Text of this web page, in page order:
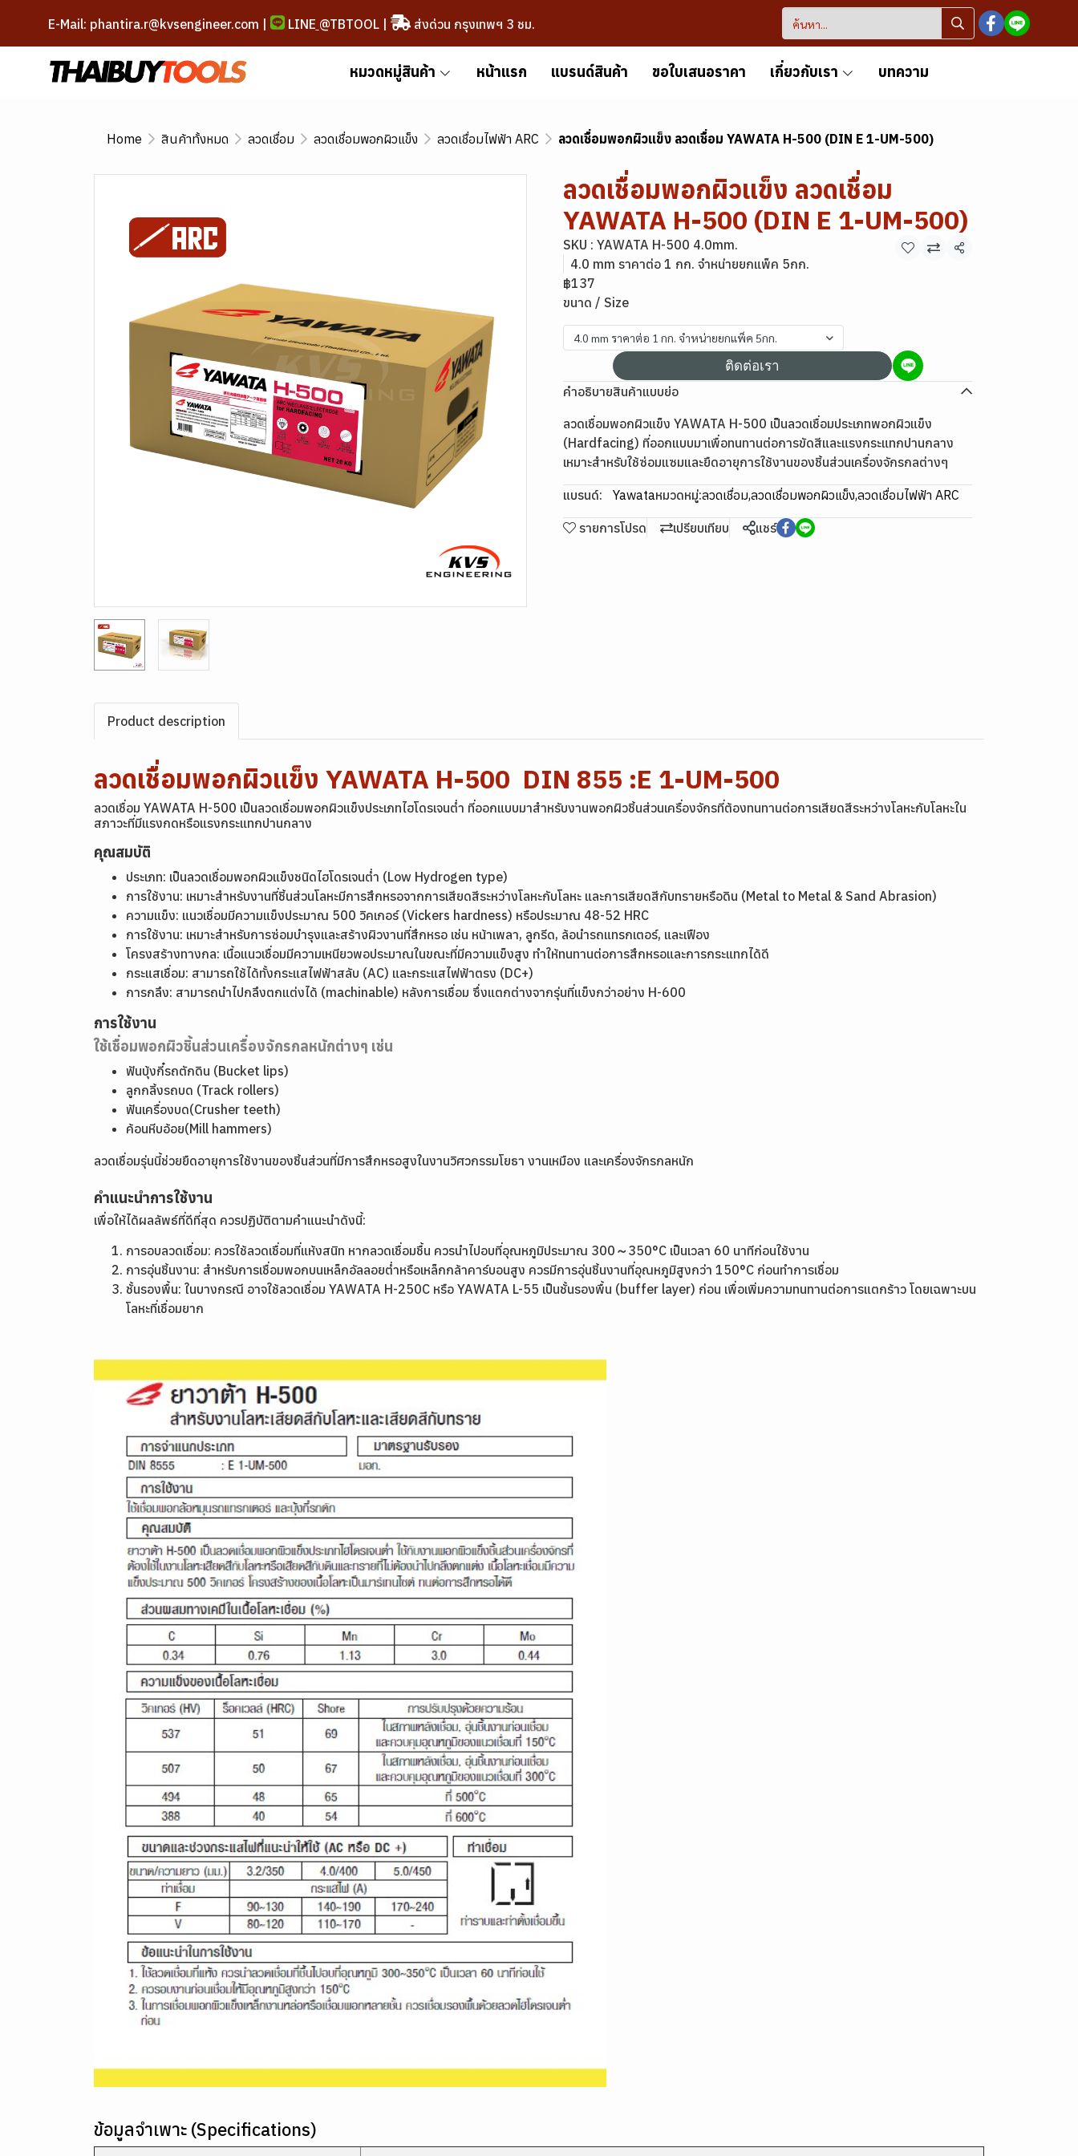
E-Mail: phantira.r@kvsengineer.com | LINE @TBTOOL| ส่งด่วน กรุงเทพฯ 3 ชม.
หมวดหมู่สินค้า หน้าแรก แบรนด์สินค้า ขอใบเสนอราคา เกี่ยวกับเรา บทความ
Home สินค้าทั้งหมด ลวดเชื่อม ลวดเชื่อมพอกผิวแข็ง ลวดเชื่อมไฟฟ้า ARC ลวดเชื่อมพอกผิวแข็ง ลวดเชื่อม YAWATA H-500 (DIN E 1-UM-500)
ลวดเชื่อมพอกผิวแข็ง ลวดเชื่อม
YAWATA H-500 (DIN E 1-UM-500)
SKU : YAWATA H-500 4.0mm.
4.0 mm ราคาต่อ 1 กก. จำหน่ายยกแพ็ค 5กก.
แชร์
฿137
ขนาด / Size
4.0 mm ราคาต่อ 1 กก. จำหน่ายยกแพ็ค 5กก.
ติดต่อเรา
คำอธิบายสินค้าแบบย่อ
ลวดเชื่อมพอกผิวแข็ง YAWATA H-500 เป็นลวดเชื่อมประเภทพอกผิวแข็ง
(Hardfacing) ที่ออกแบบมาเพื่อทนทานต่อการขัดสีและแรงกระแทกปานกลาง
เหมาะสำหรับใช้ซ่อมแซมและยืดอายุการใช้งานของชิ้นส่วนเครื่องจักรกลต่างๆ
แบรนด์: Yawataหมวดหมู่:ลวดเชื่อม,ลวดเชื่อมพอกผิวแข็ง,ลวดเชื่อมไฟฟ้า ARC
รายการโปรด เปรียบเทียบ แชร์
Product description
ลวดเชื่อมพอกผิวแข็ง YAWATA H-500 DIN 855 :E 1-UM-500
ลวดเชื่อม YAWATA H-500 เป็นลวดเชื่อมพอกผิวแข็งประเภทไฮโดรเจนต่ำ ที่ออกแบบมาสำหรับงานพอกผิวชิ้นส่วนเครื่องจักรที่ต้องทนทานต่อการเสียดสีระหว่างโลหะกับโลหะใน
สภาวะที่มีแรงกดหรือแรงกระแทกปานกลาง
คุณสมบัติ
ประเภท: เป็นลวดเชื่อมพอกผิวแข็งชนิดไฮโดรเจนต่ำ (Low Hydrogen type)
การใช้งาน: เหมาะสำหรับงานที่ชิ้นส่วนโลหะมีการสึกหรอจากการเสียดสีระหว่างโลหะกับโลหะ และการเสียดสีกับทรายหรือดิน (Metal to Metal & Sand Abrasion)
ความแข็ง: แนวเชื่อมมีความแข็งประมาณ 500 วิคเกอร์ (Vickers hardness) หรือประมาณ 48-52 HRC
การใช้งาน: เหมาะสำหรับการซ่อมบำรุงและสร้างผิวงานที่สึกหรอ เช่น หน้าเพลา, ลูกรีด, ล้อนำรถแทรกเตอร์, และเฟือง
โครงสร้างทางกล: เนื้อแนวเชื่อมมีความเหนียวพอประมาณในขณะที่มีความแข็งสูง ทำให้ทนทานต่อการสึกหรอและการกระแทกได้ดี
กระแสเชื่อม: สามารถใช้ได้ทั้งกระแสไฟฟ้าสลับ (AC) และกระแสไฟฟ้าตรง (DC+)
การกลึง: สามารถนำไปกลึงตกแต่งได้ (machinable) หลังการเชื่อม ซึ่งแตกต่างจากรุ่นที่แข็งกว่าอย่าง H-600
การใช้งาน
ใช้เชื่อมพอกผิวชิ้นส่วนเครื่องจักรกลหนักต่างๆ เช่น
ฟันบุ้งกี๋รถตักดิน (Bucket lips)
ลูกกลิ้งรถบด (Track rollers)
ฟันเครื่องบด(Crusher teeth)
ค้อนหีบอ้อย(Mill hammers)
ลวดเชื่อมรุ่นนี้ช่วยยืดอายุการใช้งานของชิ้นส่วนที่มีการสึกหรอสูงในงานวิศวกรรมโยธา งานเหมือง และเครื่องจักรกลหนัก
คำแนะนำการใช้งาน
เพื่อให้ได้ผลลัพธ์ที่ดีที่สุด ควรปฏิบัติตามคำแนะนำดังนี้:
การอบลวดเชื่อม: ควรใช้ลวดเชื่อมที่แห้งสนิท หากลวดเชื่อมชื้น ควรนำไปอบที่อุณหภูมิประมาณ 300～350°C เป็นเวลา 60 นาทีก่อนใช้งาน
การอุ่นชิ้นงาน: สำหรับการเชื่อมพอกบนเหล็กอัลลอยต่ำหรือเหล็กกล้าคาร์บอนสูง ควรมีการอุ่นชิ้นงานที่อุณหภูมิสูงกว่า 150°C ก่อนทำการเชื่อม
ชั้นรองพื้น: ในบางกรณี อาจใช้ลวดเชื่อม YAWATA H-250C หรือ YAWATA L-55 เป็นชั้นรองพื้น (buffer layer) ก่อน เพื่อเพิ่มความทนทานต่อการแตกร้าว โดยเฉพาะบน
โลหะที่เชื่อมยาก
ข้อมูลจำเพาะ (Specifications)